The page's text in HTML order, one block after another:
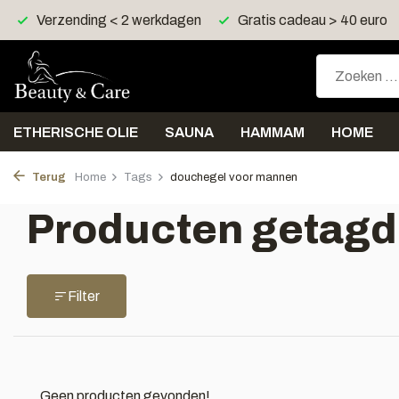
Verzending < 2 werkdagen Gratis cadeau > 40 euro
ETHERISCHE OLIE SAUNA HAMMAM HOME
Terug Home Tags douchegel voor mannen
Producten
Filter
Geen producten gevonden!...